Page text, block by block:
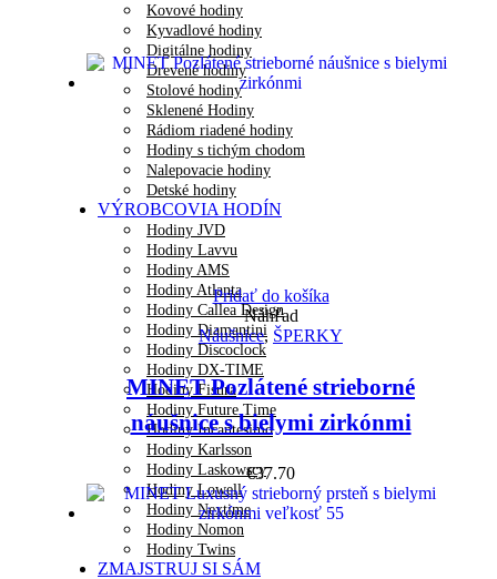
Kovové hodiny
Kyvadlové hodiny
Digitálne hodiny
Drevené hodiny
Stolové hodiny
Sklenené Hodiny
Rádiom riadené hodiny
Hodiny s tichým chodom
Nalepovacie hodiny
Detské hodiny
VÝROBCOVIA HODÍN
Hodiny JVD
Hodiny Lavvu
Hodiny AMS
Hodiny Atlanta
Hodiny Callea Design
Hodiny Diamantini
Hodiny Discoclock
Hodiny DX-TIME
Hodiny Fisura
Hodiny Future Time
Hodiny Incantesimo
Hodiny Karlsson
Hodiny Laskowscy
Hodiny Lowell
Hodiny Nextime
Hodiny Nomon
Hodiny Twins
ZMAJSTRUJ SI SÁM
Pridať do košíka
Náhľad
Náušnice, ŠPERKY
MINET Pozlátené strieborné
náušnice s bielymi zirkónmi
€37.70